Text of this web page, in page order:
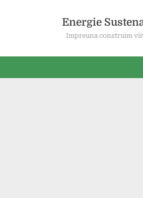
Energie
Impreuna construim